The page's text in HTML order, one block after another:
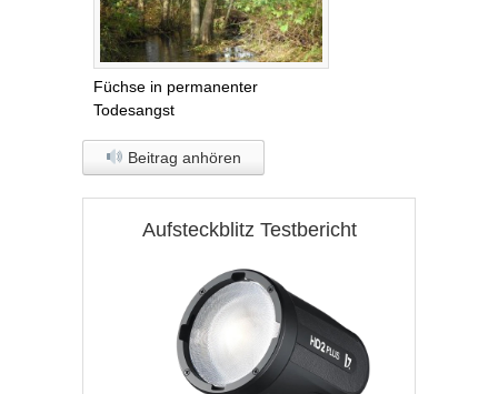
Füchse in permanenter
Todesangst
Beitrag anhören
Aufsteckblitz Testbericht